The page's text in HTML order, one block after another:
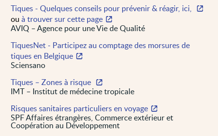
Tiques - Quelques conseils pour prévenir & réagir, ici,
ouà trouver sur cette page
AVIQ – Agence pour une Vie de Qualité
TiquesNet - Participez au comptage des morsures de
tiques en Belgique
Sciensano
Tiques – Zones à risque
IMT – Institut de médecine tropicale
Risques sanitaires particuliers en voyage
SPF Affaires étrangères, Commerce extérieur et
Coopération au Développement